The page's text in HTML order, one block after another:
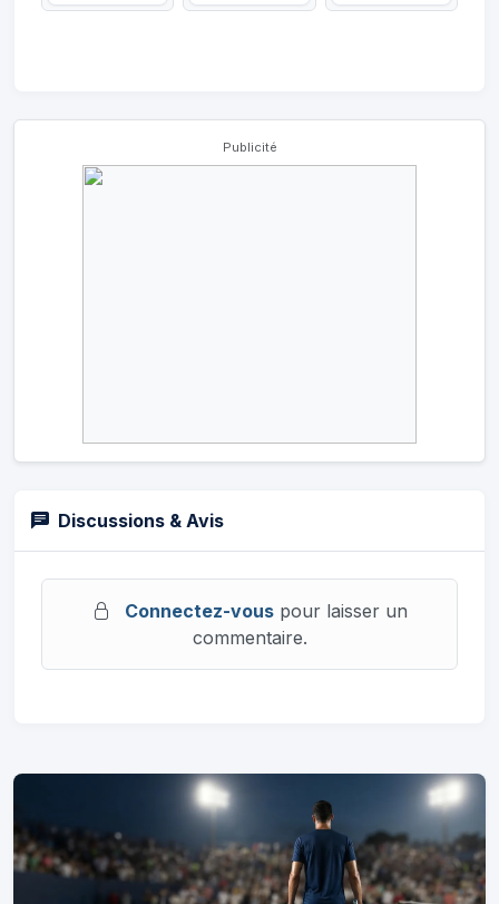
Publicité
Discussions & Avis
Connectez-vouspour laisser un
commentaire.